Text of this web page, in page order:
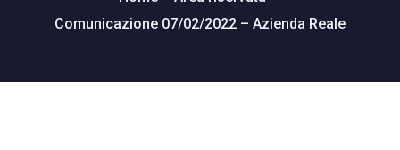
Comunicazione 07/02/2022 – Azienda Reale